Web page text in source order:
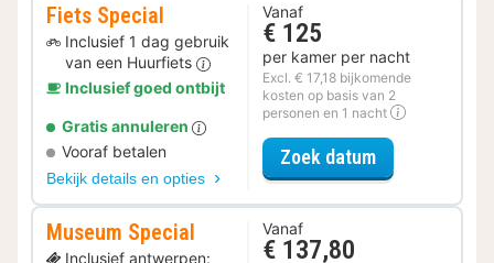
Fiets Special
Inclusief 1 dag gebruik
van een Huurfiets
Inclusief goed ontbijt
Gratis annuleren
Vooraf betalen
Bekijk details en opties
Vanaf
€ 125
per kamer per nacht
Excl. € 17,18 bijkomende
kosten op basis van 2
personen en 1 nacht
Zoek datumvoor Fiets
Museum Special
Inclusief antwerpen:
Vanaf
€ 137,80